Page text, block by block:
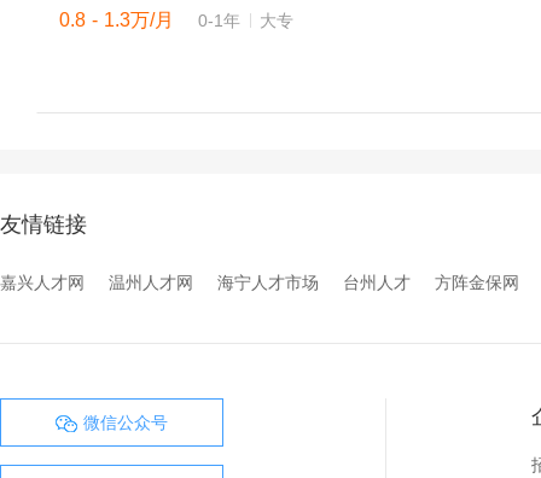
0.8 - 1.3万/月 0-1年 大专
友情链接
嘉兴人才网 温州人才网 海宁人才市场 台州人才 方阵金保网
微信公众号